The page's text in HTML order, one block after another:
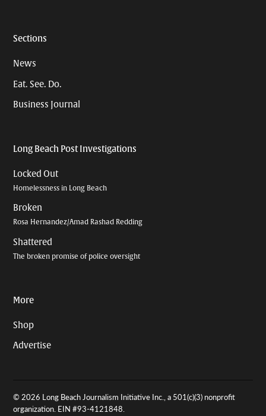
Sections
News
Eat. See. Do.
Business Journal
Long Beach Post Investigations
Locked Out
Homelessness in Long Beach
Broken
Rosa Hernandez/Amad Rashad Redding
Shattered
The broken promise of police oversight
More
Shop
Advertise
© 2026 Long Beach Journalism Initiative Inc., a 501(c)(3) nonprofit
organization. EIN #93-4121848.